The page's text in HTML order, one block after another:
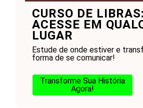
CURSO DE LIBRAS:
ACESSE EM
LUGAR
Estude de onde estiver e
forma de se comunicar!
Transforme Sua História
Agora!